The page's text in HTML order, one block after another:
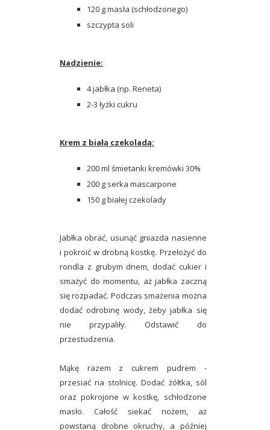
120 g masła (schłodzonego)
szczypta soli
Nadzienie:
4 jabłka (np. Reneta)
2-3 łyżki cukru
Krem z białą czekoladą:
200 ml śmietanki kremówki 30%
200 g serka mascarpone
150 g białej czekolady
Jabłka obrać, usunąć gniazda nasienne
i pokroić w drobną kostkę. Przełożyć do
rondla z grubym dnem, dodać cukier i
smażyć do momentu, aż jabłka zaczną
się rozpadać. Podczas smażenia można
dodać odrobinę wody, żeby jabłka się
nie przypaliły. Odstawić do
przestudzenia.
Mąkę razem z cukrem pudrem -
przesiać na stolnicę. Dodać żółtka, sól
oraz pokrojone w kostkę, schłodzone
masło. Całość siekać nożem, aż
powstaną drobne okruchy, a później